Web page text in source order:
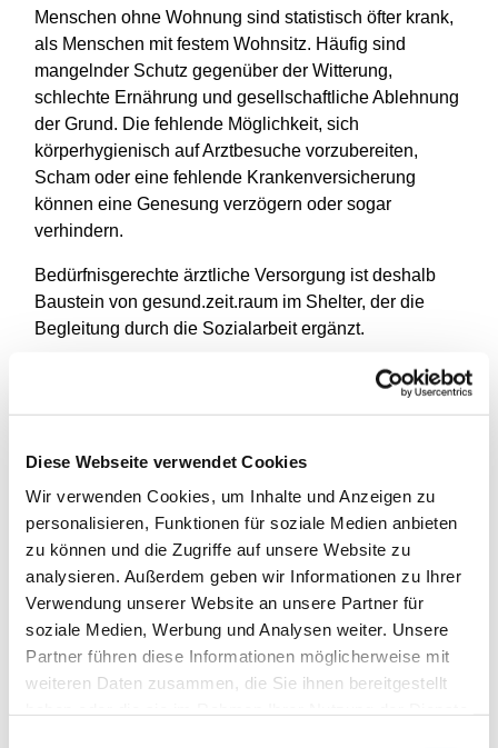
Diese Webseite verwendet Cookies
Wir verwenden Cookies, um Inhalte und Anzeigen zu
personalisieren, Funktionen für soziale Medien anbieten
zu können und die Zugriffe auf unsere Website zu
analysieren. Außerdem geben wir Informationen zu Ihrer
Verwendung unserer Website an unsere Partner für
soziale Medien, Werbung und Analysen weiter. Unsere
Partner führen diese Informationen möglicherweise mit
weiteren Daten zusammen, die Sie ihnen bereitgestellt
Menschen ohne Wohnung sind statistisch öfter krank,
als Menschen mit festem Wohnsitz. Häufig sind
mangelnder Schutz gegenüber der Witterung,
schlechte Ernährung und gesellschaftliche Ablehnung
der Grund. Die fehlende Möglichkeit, sich
körperhygienisch auf Arztbesuche vorzubereiten,
Scham oder eine fehlende Krankenversicherung
können eine Genesung verzögern oder sogar
verhindern.
Bedürfnisgerechte ärztliche Versorgung ist deshalb
Baustein von gesund.zeit.raum im Shelter, der die
Begleitung durch die Sozialarbeit ergänzt.
Die Medizinische Sprechstunde für arme und
wohnungslose Menschen findet jeden Mittwoch von
Neanderkirche statt.
Kontakt über die Tagesstätte Shelter, Liefergasse 3,
Telefon 0211 58 68 78 80
Projektleitung gesund.zeit.raum Kai Lingenfelder,
Fachberatungsstelle Horizont, Neusser Straße 37,
Telefon 0211 3006430